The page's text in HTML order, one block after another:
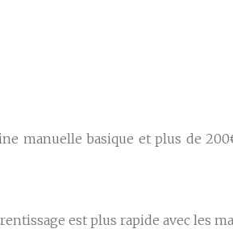
manuelle basique et plus de
est plus rapide avec les